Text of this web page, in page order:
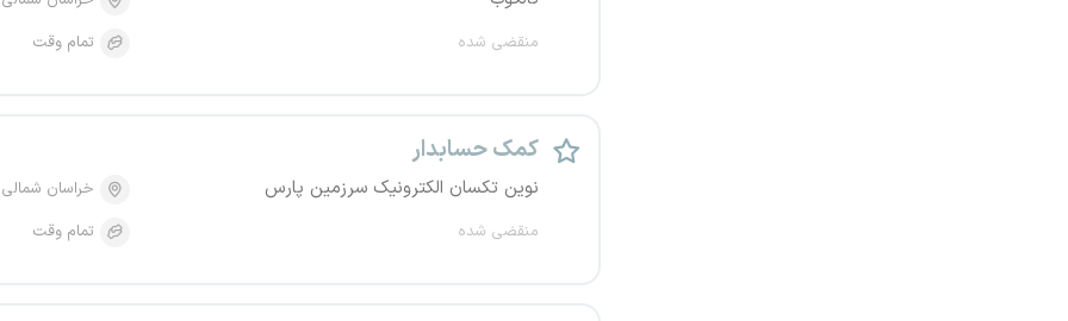
منقضی شده
تمام وقت
کمک حسابدار
نوین تکسان الکترونیک سرزمین پارس
منقضی شده
خراسان شمالی
تمام وقت